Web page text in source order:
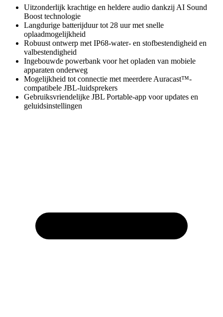
Uitzonderlijk krachtige en heldere audio dankzij AI Sound
Boost technologie
Langdurige batterijduur tot 28 uur met snelle
oplaadmogelijkheid
Robuust ontwerp met IP68-water- en stofbestendigheid en
valbestendigheid
Ingebouwde powerbank voor het opladen van mobiele
apparaten onderweg
Mogelijkheid tot connectie met meerdere Auracast™-
compatibele JBL-luidsprekers
Gebruiksvriendelijke JBL Portable-app voor updates en
geluidsinstellingen